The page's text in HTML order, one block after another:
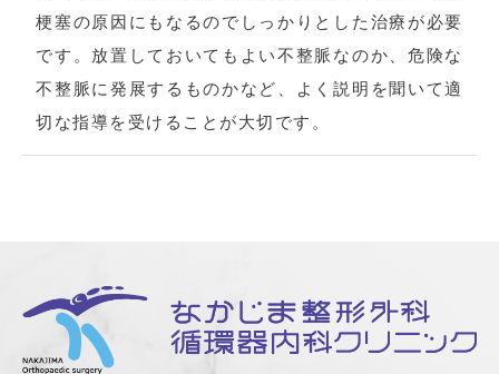
梗塞の原因にもなるのでしっかりとした治療が必要
です。放置しておいてもよい不整脈なのか、危険な
不整脈に発展するものかなど、よく説明を聞いて適
切な指導を受けることが大切です。